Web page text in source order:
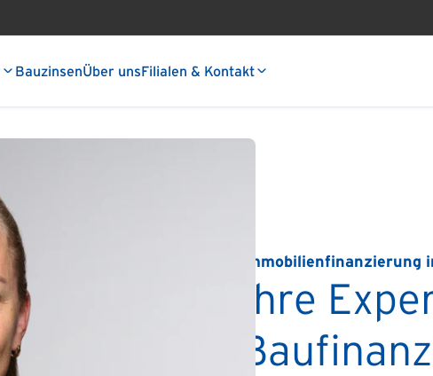
BauzinsenÜber unsFilialen & Kontakt
Immobilienfinanzierung
Ihre